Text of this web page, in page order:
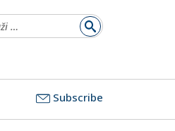
Subscribe